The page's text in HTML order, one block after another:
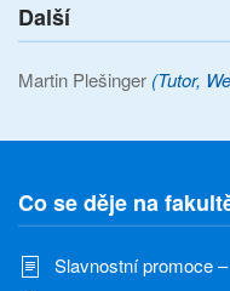
Další
Martin Plešinger (Tutor,
Co se děje na
Slavnostní promoce